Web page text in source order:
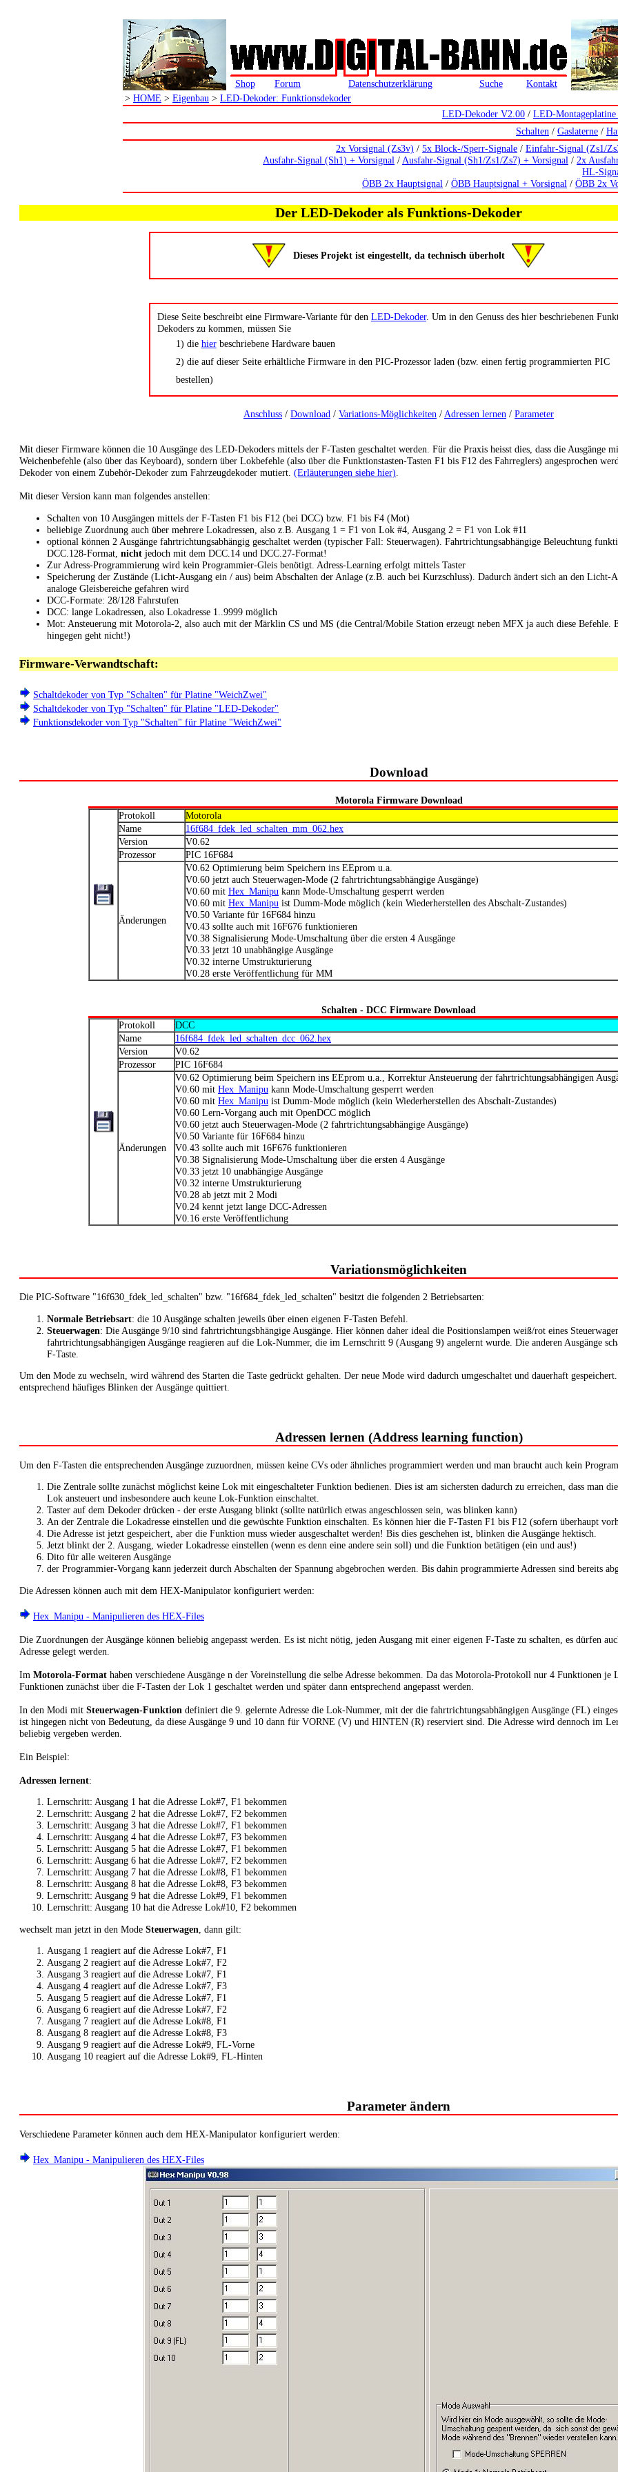
Shop Forum Datenschutzerklärung Suche
Kontakt
> HOME > Eigenbau > LED-Dekoder: Funktionsdekoder
LED-Dekoder V2.00 / LED-
Schalten / Gaslaterne /
2x Vorsignal (Zs3v) / 5x Block-/Sperr-Signale / Einfahr-Signal (Zs1/
Ausfahr-Signal (Sh1) + Vorsignal / Ausfahr-Signal (Sh1/Zs1/Zs7) + Vorsignal / 2x
HL-
ÖBB 2x Hauptsignal / ÖBB Hauptsignal + Vorsignal / ÖBB 2x
Der LED-Dekoder als Funktions-Dekoder
Dieses Projekt ist eingestellt, da technisch überholt
Diese Seite beschreibt eine Firmware-Variante für den LED-Dekoder. Um in den Genuss des hier beschriebenen
Dekoders zu kommen, müssen Sie
1) die hierbeschriebene Hardware bauen
2) die auf dieser Seite erhältliche Firmware in den PIC-Prozessor laden (bzw. einen fertig programmierten PIC
bestellen)
Anschluss / Download / Variations-Möglichkeiten /Adressen lernen / Parameter
Mit dieser Firmware können die 10 Ausgänge des LED-Dekoders mittels der F-Tasten geschaltet werden. Für die Praxis heisst dies, dass die Ausgänge
Weichenbefehle (also über das Keyboard), sondern über Lokbefehle (also über die Funktionstasten-Tasten F1 bis F12 des Fahrreglers) angesprochen
Dekoder von einem Zubehör-Dekoder zum Fahrzeugdekoder mutiert. (Erläuterungen siehe hier).
Mit dieser Version kann man folgendes anstellen:
Schalten von 10 Ausgängen mittels der F-Tasten F1 bis F12 (bei DCC) bzw. F1 bis F4 (Mot)
beliebige Zuordnung auch über mehrere Lokadressen, also z.B. Ausgang 1 = F1 von Lok #4, Ausgang 2 = F1 von Lok #11
optional können 2 Ausgänge fahrtrichtungsabhängig geschaltet werden (typischer Fall: Steuerwagen). Fahrtrichtungsabhängige Beleuchtung
DCC.128-Format, nicht jedoch mit dem DCC.14 und DCC.27-Format!
Zur Adress-Programmierung wird kein Programmier-Gleis benötigt. Adress-Learning erfolgt mittels Taster
Speicherung der Zustände (Licht-Ausgang ein / aus) beim Abschalten der Anlage (z.B. auch bei Kurzschluss). Dadurch ändert sich an den Licht-
analoge Gleisbereiche gefahren wird
DCC-Formate: 28/128 Fahrstufen
DCC: lange Lokadressen, also Lokadresse 1..9999 möglich
Mot: Ansteuerung mit Motorola-2, also auch mit der Märklin CS und MS (die Central/Mobile Station erzeugt neben MFX ja auch diese Befehle.
hingegen geht nicht!)
Firmware-Verwandtschaft:
Schaltdekoder von Typ "Schalten" für Platine "WeichZwei"
Schaltdekoder von Typ "Schalten" für Platine "LED-Dekoder"
Funktionsdekoder von Typ "Schalten" für Platine "WeichZwei"
Download
Motorola Firmware Download
Protokoll
Motorola
Name
16f684_fdek_led_schalten_mm_062.hex
Version
V0.62
Prozessor
PIC 16F684
Änderungen
V0.62 Optimierung beim Speichern ins EEprom u.a.
V0.60 jetzt auch Steuerwagen-Mode (2 fahrtrichtungsabhängige Ausgänge)
V0.60 mit Hex_Manipu kann Mode-Umschaltung gesperrt werden
V0.60 mit Hex_Manipu ist Dumm-Mode möglich (kein Wiederherstellen des Abschalt-Zustandes)
V0.50 Variante für 16F684 hinzu
V0.43 sollte auch mit 16F676 funktionieren
V0.38 Signalisierung Mode-Umschaltung über die ersten 4 Ausgänge
V0.33 jetzt 10 unabhängige Ausgänge
V0.32 interne Umstrukturierung
V0.28 erste Veröffentlichung für MM
Schalten - DCC Firmware Download
Protokoll
DCC
Name
16f684_fdek_led_schalten_dcc_062.hex
Version
V0.62
Prozessor
PIC 16F684
Änderungen
V0.62 Optimierung beim Speichern ins EEprom u.a., Korrektur Ansteuerung der fahrtrichtungsabhängigen
V0.60 mit Hex_Manipu kann Mode-Umschaltung gesperrt werden
V0.60 mit Hex_Manipu ist Dumm-Mode möglich (kein Wiederherstellen des Abschalt-Zustandes)
V0.60 Lern-Vorgang auch mit OpenDCC möglich
V0.60 jetzt auch Steuerwagen-Mode (2 fahrtrichtungsabhängige Ausgänge)
V0.50 Variante für 16F684 hinzu
V0.43 sollte auch mit 16F676 funktionieren
V0.38 Signalisierung Mode-Umschaltung über die ersten 4 Ausgänge
V0.33 jetzt 10 unabhängige Ausgänge
V0.32 interne Umstrukturierung
V0.28 ab jetzt mit 2 Modi
V0.24 kennt jetzt lange DCC-Adressen
V0.16 erste Veröffentlichung
Variationsmöglichkeiten
Die PIC-Software "16f630_fdek_led_schalten" bzw. "16f684_fdek_led_schalten" besitzt die folgenden 2 Betriebsarten:
Normale Betriebsart: die 10 Ausgänge schalten jeweils über einen eigenen F-Tasten Befehl.
Steuerwagen: Die Ausgänge 9/10 sind fahrtrichtungsbhängige Ausgänge. Hier können daher ideal die Positionslampen weiß/rot eines
fahrtrichtungsabhängigen Ausgänge reagieren auf die Lok-Nummer, die im Lernschritt 9 (Ausgang 9) angelernt wurde. Die anderen Ausgänge
F-Taste.
Um den Mode zu wechseln, wird während des Starten die Taste gedrückt gehalten. Der neue Mode wird dadurch umgeschaltet und dauerhaft
entsprechend häufiges Blinken der Ausgänge quittiert.
Adressen lernen (Address learning function)
Um den F-Tasten die entsprechenden Ausgänge zuzuordnen, müssen keine CVs oder ähnliches programmiert werden und man braucht auch kein
Die Zentrale sollte zunächst möglichst keine Lok mit eingeschalteter Funktion bedienen. Dies ist am sichersten dadurch zu erreichen, dass man
Lok ansteuert und insbesondere auch keune Lok-Funktion einschaltet.
Taster auf dem Dekoder drücken - der erste Ausgang blinkt (sollte natürlich etwas angeschlossen sein, was blinken kann)
An der Zentrale die Lokadresse einstellen und die gewüschte Funktion einschalten. Es können hier die F-Tasten F1 bis F12 (sofern überhaupt
Die Adresse ist jetzt gespeichert, aber die Funktion muss wieder ausgeschaltet werden! Bis dies geschehen ist, blinken die Ausgänge hektisch.
Jetzt blinkt der 2. Ausgang, wieder Lokadresse einstellen (wenn es denn eine andere sein soll) und die Funktion betätigen (ein und aus!)
Dito für alle weiteren Ausgänge
der Programmier-Vorgang kann jederzeit durch Abschalten der Spannung abgebrochen werden. Bis dahin programmierte Adressen sind bereits
Die Adressen können auch mit dem HEX-Manipulator konfiguriert werden:
Hex_Manipu - Manipulieren des HEX-Files
Die Zuordnungen der Ausgänge können beliebig angepasst werden. Es ist nicht nötig, jeden Ausgang mit einer eigenen F-Taste zu schalten, es dürfen
Adresse gelegt werden.
Im Motorola-Format haben verschiedene Ausgänge n der Voreinstellung die selbe Adresse bekommen. Da das Motorola-Protokoll nur 4 Funktionen je
Funktionen zunächst über die F-Tasten der Lok 1 geschaltet werden und später dann entsprechend angepasst werden.
In den Modi mit Steuerwagen-Funktion definiert die 9. gelernte Adresse die Lok-Nummer, mit der die fahrtrichtungsabhängigen Ausgänge (FL)
ist hingegen nicht von Bedeutung, da diese Ausgänge 9 und 10 dann für VORNE (V) und HINTEN (R) reserviert sind. Die Adresse wird dennoch im
beliebig vergeben werden.
Ein Beispiel:
Adressen lernent:
Lernschritt: Ausgang 1 hat die Adresse Lok#7, F1 bekommen
Lernschritt: Ausgang 2 hat die Adresse Lok#7, F2 bekommen
Lernschritt: Ausgang 3 hat die Adresse Lok#7, F1 bekommen
Lernschritt: Ausgang 4 hat die Adresse Lok#7, F3 bekommen
Lernschritt: Ausgang 5 hat die Adresse Lok#7, F1 bekommen
Lernschritt: Ausgang 6 hat die Adresse Lok#7, F2 bekommen
Lernschritt: Ausgang 7 hat die Adresse Lok#8, F1 bekommen
Lernschritt: Ausgang 8 hat die Adresse Lok#8, F3 bekommen
Lernschritt: Ausgang 9 hat die Adresse Lok#9, F1 bekommen
Lernschritt: Ausgang 10 hat die Adresse Lok#10, F2 bekommen
wechselt man jetzt in den Mode Steuerwagen , dann gilt:
Ausgang 1 reagiert auf die Adresse Lok#7, F1
Ausgang 2 reagiert auf die Adresse Lok#7, F2
Ausgang 3 reagiert auf die Adresse Lok#7, F1
Ausgang 4 reagiert auf die Adresse Lok#7, F3
Ausgang 5 reagiert auf die Adresse Lok#7, F1
Ausgang 6 reagiert auf die Adresse Lok#7, F2
Ausgang 7 reagiert auf die Adresse Lok#8, F1
Ausgang 8 reagiert auf die Adresse Lok#8, F3
Ausgang 9 reagiert auf die Adresse Lok#9, FL-Vorne
Ausgang 10 reagiert auf die Adresse Lok#9, FL-Hinten
Parameter ändern
Verschiedene Parameter können auch dem HEX-Manipulator konfiguriert werden:
Hex_Manipu - Manipulieren des HEX-Files